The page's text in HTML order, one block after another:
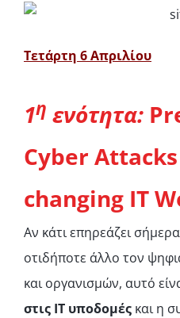
Τετάρτη 6 Απριλίου
1η ενότητα:
Cyber
changing IT
Αν κάτι επηρεάζει
οτιδήποτε άλλο τον
και οργανισμών, αυτό
στις ΙΤ υποδομές και η